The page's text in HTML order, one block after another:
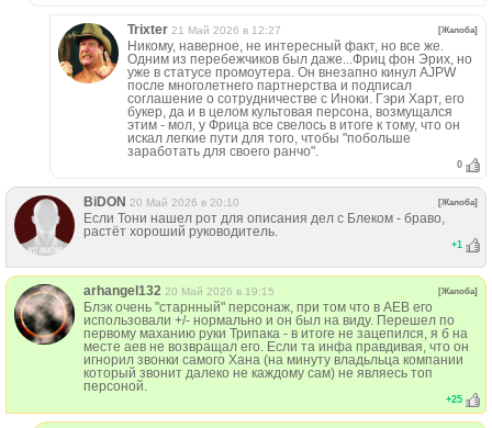
Trixter 21 Май 2026 в 12:27 [Жалоба]
Никому, наверное, не интересный факт, но все же.
Одним из перебежчиков был даже...Фриц фон Эрих, но
уже в статусе промоутера. Он внезапно кинул AJPW
после многолетнего партнерства и подписал
соглашение о сотрудничестве с Иноки. Гэри Харт, его
букер, да и в целом культовая персона, возмущался
этим - мол, у Фрица все свелось в итоге к тому, что он
искал легкие пути для того, чтобы "побольше
заработать для своего ранчо".
0
BiDON 20 Май 2026 в 20:10 [Жалоба]
Если Тони нашел рот для описания дел с Блеком - браво,
растёт хороший руководитель.
+1
arhangel132 20 Май 2026 в 19:15 [Жалоба]
Блэк очень "старнный" персонаж, при том что в АЕВ его
использовали +/- нормально и он был на виду. Перешел по
первому маханию руки Трипака - в итоге не зацепился, я б на
месте аев не возвращал его. Если та инфа правдивая, что он
игнорил звонки самого Хана (на минуту владьльца компании
который звонит далеко не каждому сам) не являесь топ
персоной.
+25